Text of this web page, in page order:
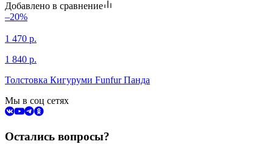
Добавлено в сравнение
–20%
1 470 р.
1 840 р.
Толстовка Кигуруми Funfur Панда
Мы в соц сетях
Остались вопросы?